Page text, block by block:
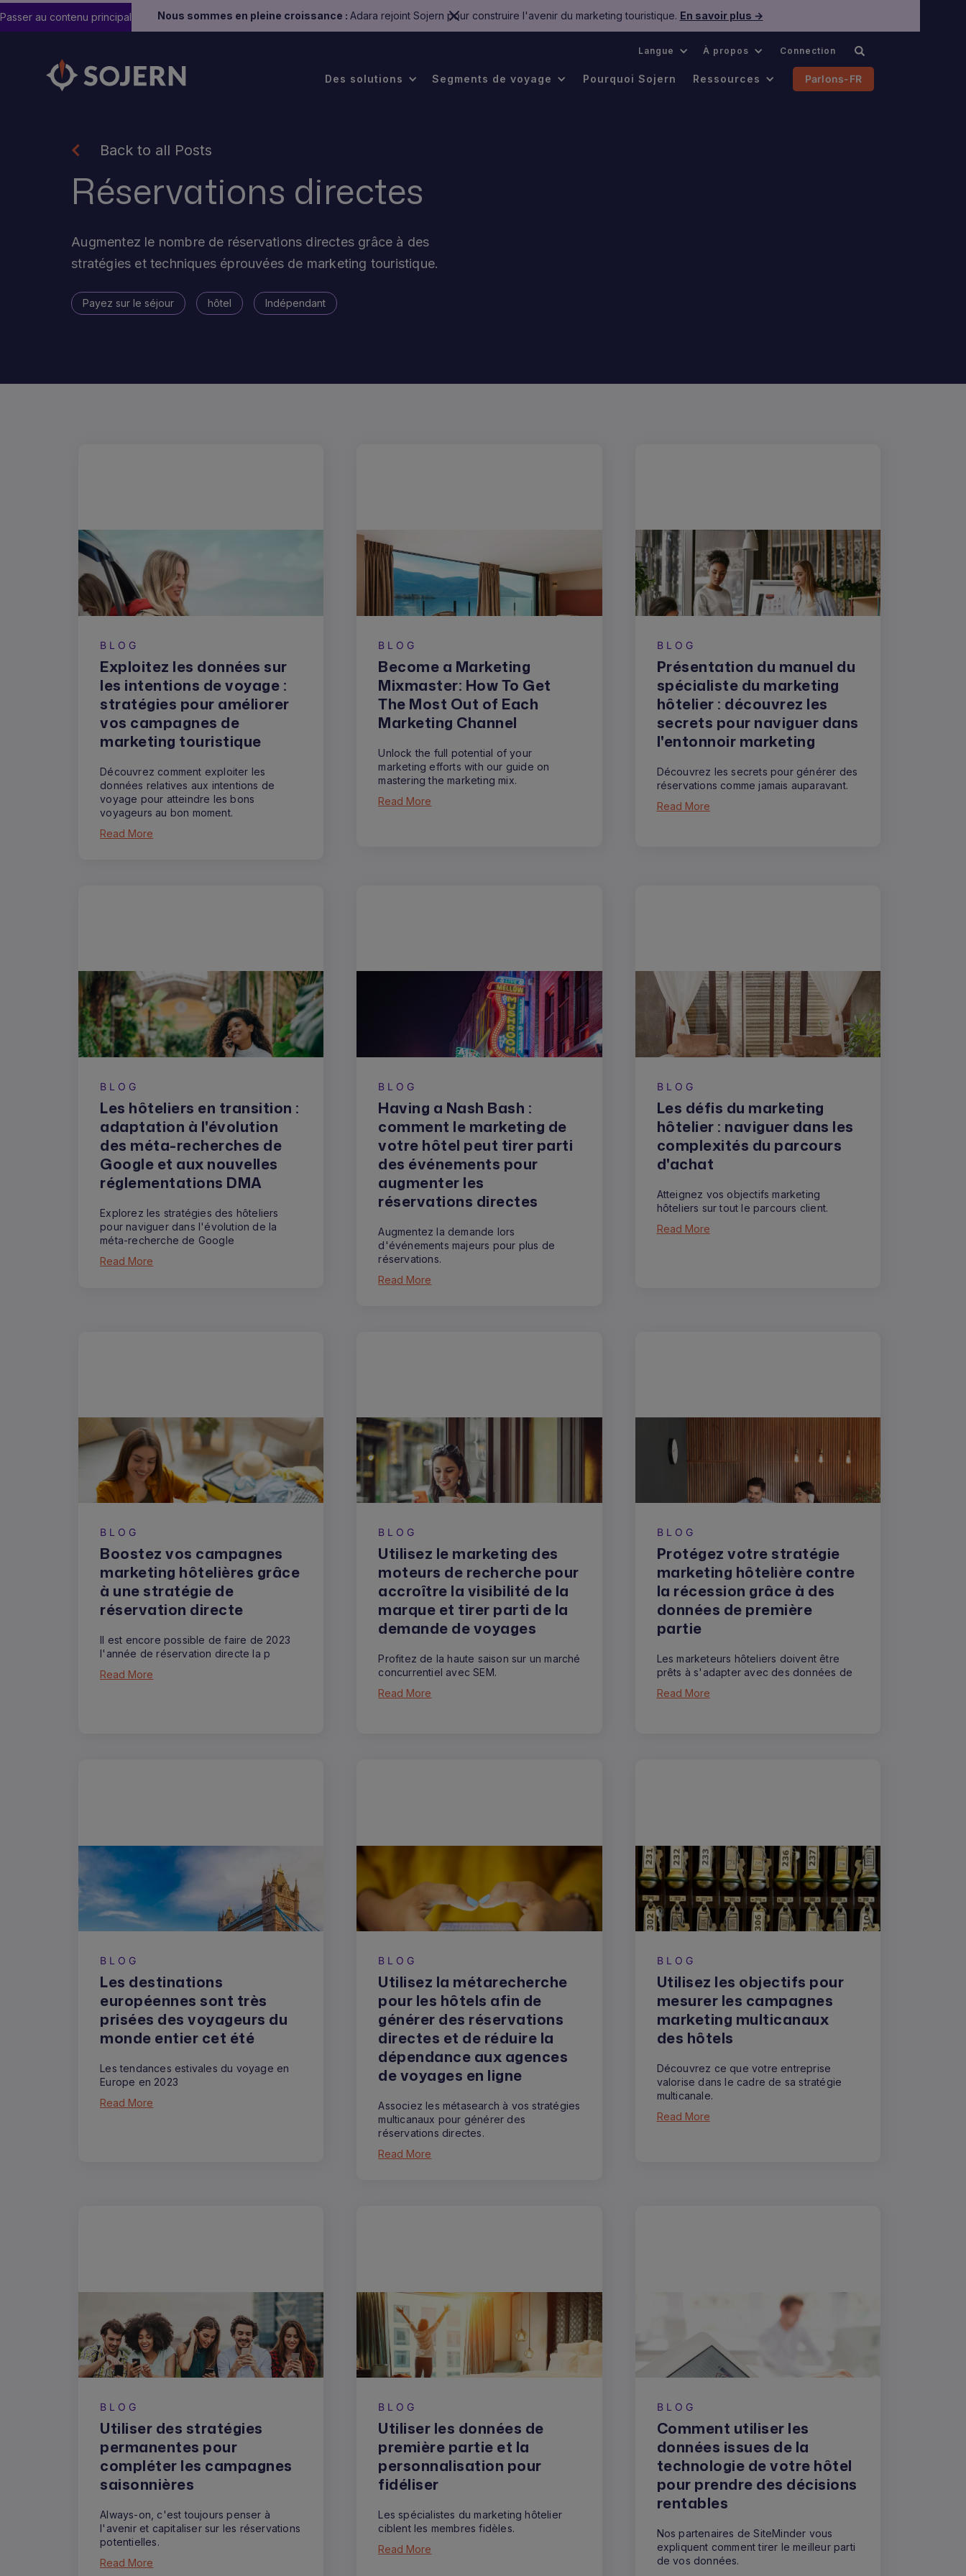
Nous sommes en pleine croissance : Adara rejoint Sojern pour construire l'avenir du marketing touristique. En savoir plus →
Passer au contenu principal
Langue À propos Connection
Des solutions Segments de voyage Pourquoi Sojern Ressources Parlons-FR
Back to all Posts
Réservations directes
Augmentez le nombre de réservations directes grâce à des
stratégies et techniques éprouvées de marketing touristique.
Payez sur le séjour hôtel Indépendant
BLOG
Exploitez les données sur
les intentions de voyage :
stratégies pour améliorer
vos campagnes de
marketing touristique
Découvrez comment exploiter les
données relatives aux intentions de
voyage pour atteindre les bons
voyageurs au bon moment.
Read More
BLOG
Become a Marketing
Mixmaster: How To Get
The Most Out of Each
Marketing Channel
Unlock the full potential of your
marketing efforts with our guide on
mastering the marketing mix.
Read More
BLOG
Présentation du manuel du
spécialiste du marketing
hôtelier : découvrez les
secrets pour naviguer dans
l'entonnoir marketing
Découvrez les secrets pour générer des
réservations comme jamais auparavant.
Read More
BLOG
Les hôteliers en transition :
adaptation à l'évolution
des méta-recherches de
Google et aux nouvelles
réglementations DMA
Explorez les stratégies des hôteliers
pour naviguer dans l'évolution de la
méta-recherche de Google
Read More
BLOG
Having a Nash Bash :
comment le marketing de
votre hôtel peut tirer parti
des événements pour
augmenter les
réservations directes
Augmentez la demande lors
d'événements majeurs pour plus de
réservations.
Read More
BLOG
Les défis du marketing
hôtelier : naviguer dans les
complexités du parcours
d'achat
Atteignez vos objectifs marketing
hôteliers sur tout le parcours client.
Read More
BLOG
Boostez vos campagnes
marketing hôtelières grâce
à une stratégie de
réservation directe
Il est encore possible de faire de 2023
l'année de réservation directe la p
Read More
BLOG
Utilisez le marketing des
moteurs de recherche pour
accroître la visibilité de la
marque et tirer parti de la
demande de voyages
Profitez de la haute saison sur un marché
concurrentiel avec SEM.
Read More
BLOG
Protégez votre stratégie
marketing hôtelière contre
la récession grâce à des
données de première
partie
Les marketeurs hôteliers doivent être
prêts à s'adapter avec des données de
Read More
BLOG
Les destinations
européennes sont très
prisées des voyageurs du
monde entier cet été
Les tendances estivales du voyage en
Europe en 2023
Read More
BLOG
Utilisez la métarecherche
pour les hôtels afin de
générer des réservations
directes et de réduire la
dépendance aux agences
de voyages en ligne
Associez les métasearch à vos stratégies
multicanaux pour générer des
réservations directes.
Read More
BLOG
Utilisez les objectifs pour
mesurer les campagnes
marketing multicanaux
des hôtels
Découvrez ce que votre entreprise
valorise dans le cadre de sa stratégie
multicanale.
Read More
BLOG
Utiliser des stratégies
permanentes pour
compléter les campagnes
saisonnières
Always-on, c'est toujours penser à
l'avenir et capitaliser sur les réservations
potentielles.
Read More
BLOG
Utiliser les données de
première partie et la
personnalisation pour
fidéliser
Les spécialistes du marketing hôtelier
ciblent les membres fidèles.
Read More
BLOG
Comment utiliser les
données issues de la
technologie de votre hôtel
pour prendre des décisions
rentables
Nos partenaires de SiteMinder vous
expliquent comment tirer le meilleur parti
de vos données.